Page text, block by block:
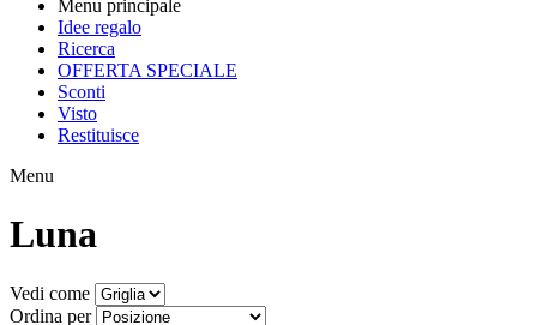
Menu principale
Idee regalo
Ricerca
OFFERTA SPECIALE
Sconti
Visto
Restituisce
Menu
Luna
Vedi come
Ordina per